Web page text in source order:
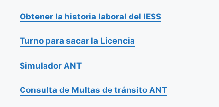
Obtener la historia laboral del IESS
Turno para sacar la Licencia
Simulador ANT
Consulta de Multas de tránsito ANT